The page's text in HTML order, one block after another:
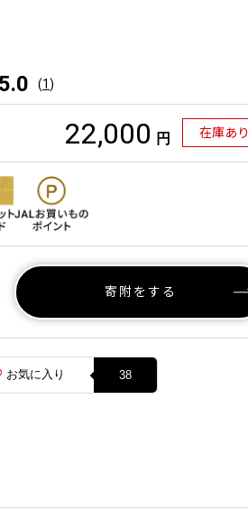
(1)
22,000 円 在庫あり
寄附をする
お気に入り 38